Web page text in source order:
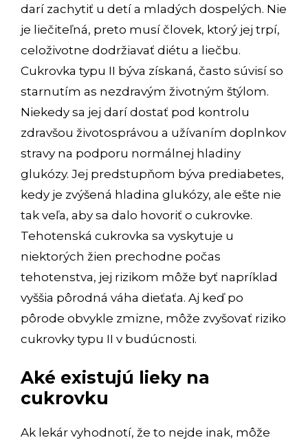
darí zachytiť u detí a mladých dospelých. Nie
je liečiteľná, preto musí človek, ktorý jej trpí,
celoživotne dodržiavať diétu a liečbu.
Cukrovka typu II býva získaná, často súvisí so
starnutím as nezdravým životným štýlom.
Niekedy sa jej darí dostať pod kontrolu
zdravšou životosprávou a užívaním doplnkov
stravy na podporu normálnej hladiny
glukózy. Jej predstupňom býva prediabetes,
kedy je zvýšená hladina glukózy, ale ešte nie
tak veľa, aby sa dalo hovoriť o cukrovke.
Tehotenská cukrovka sa vyskytuje u
niektorých žien prechodne počas
tehotenstva, jej rizikom môže byť napríklad
vyššia pôrodná váha dieťaťa. Aj keď po
pôrode obvykle zmizne, môže zvyšovať riziko
cukrovky typu II v budúcnosti.
Aké existujú lieky na
cukrovku
Ak lekár vyhodnotí, že to nejde inak, môže